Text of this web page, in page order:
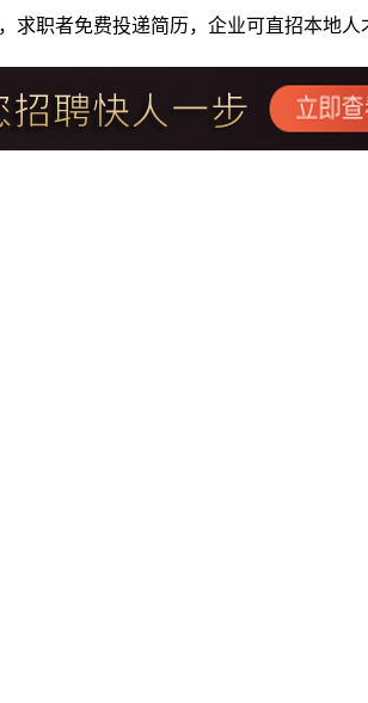
求职者免费投递简历，企业可直招本地